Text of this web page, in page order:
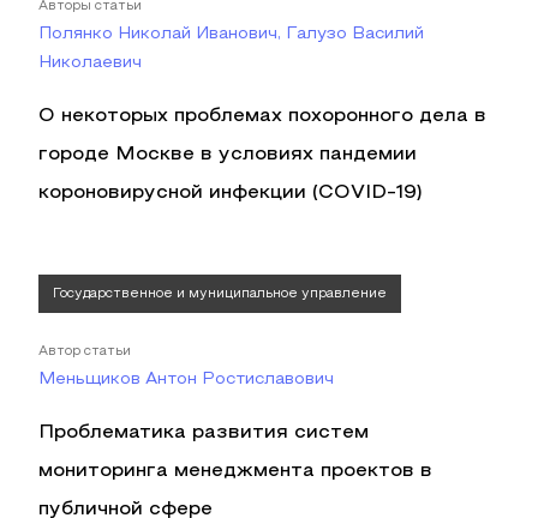
Авторы статьи
Полянко Николай Иванович, Галузо Василий
Николаевич
О некоторых проблемах похоронного дела в
городе Москве в условиях пандемии
короновирусной инфекции (COVID-19)
Государственное и муниципальное управление
Автор статьи
Меньщиков Антон Ростиславович
Проблематика развития систем
мониторинга менеджмента проектов в
публичной сфере